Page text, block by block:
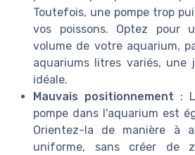
Toutefois, une pompe trop
vos poissons. Optez pour
volume de votre aquarium,
aquariums litres variés, une
idéale.
Mauvais positionnement :
pompe dans l'aquarium est
Orientez-la de manière à
uniforme, sans créer de